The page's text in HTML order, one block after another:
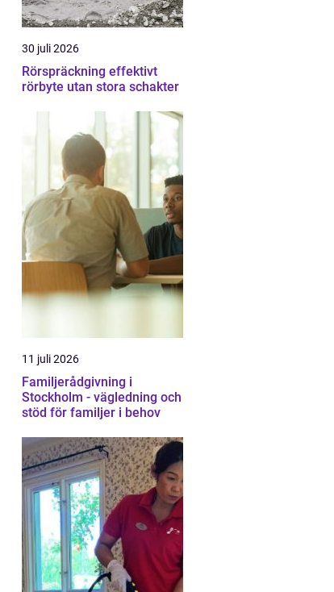
30 juli 2026
Rörspräckning effektivt
rörbyte utan stora schakter
11 juli 2026
Familjerådgivning i
Stockholm - vägledning och
stöd för familjer i behov